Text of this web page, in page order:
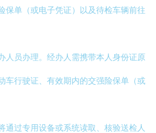
保单（或电子凭证）以及待检车辆前往
人员办理。经办人需携带本人身份证原
车行驶证、有效期内的交强险保单（或
通过专用设备或系统读取、核验送检人